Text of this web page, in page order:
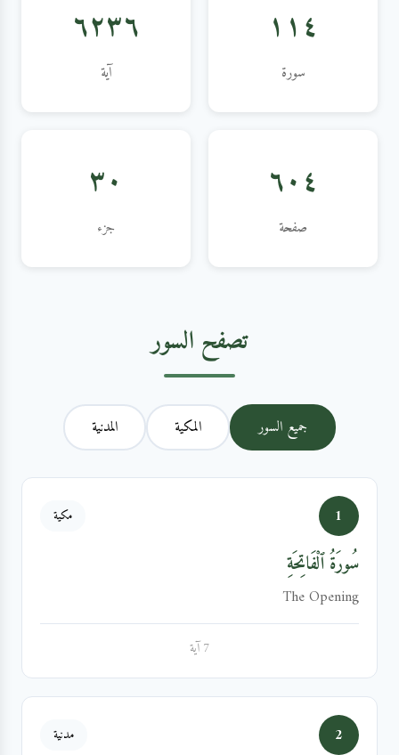
١١٤
سورة
٦٢٣٦
آية
٦٠٤
صفحة
٣٠
جزء
تصفح السور
جميع السور المكية المدنية
1 مكية
سُورَةُ ٱلْفَاتِحَةِ
The Opening
7 آية
2 مدنية